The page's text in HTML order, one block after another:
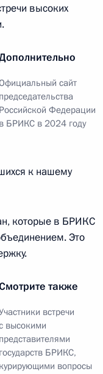
высоких
сайт
председательства
Российской Федерации
в БРИКС в 2024 году
к нашему
которые в БРИКС
Это
также
встречи
высокими
представителями
государств БРИКС,
курирующими вопросы